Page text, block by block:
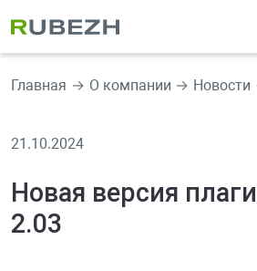
Главная О компании Новости
21.10.2024
Новая версия
2.03